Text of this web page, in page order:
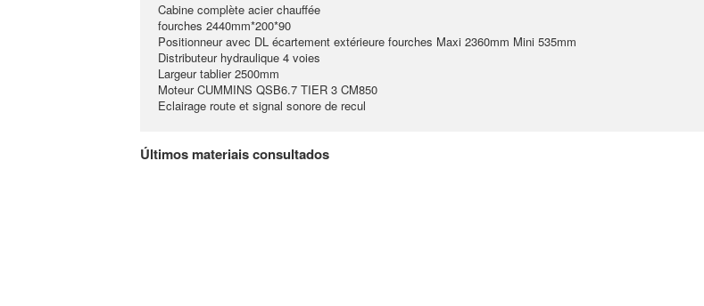
Cabine complète acier chauffée
fourches 2440mm*200*90
Positionneur avec DL écartement extérieure fourches Maxi 2360mm Mini 535mm
Distributeur hydraulique 4 voies
Largeur tablier 2500mm
Moteur CUMMINS QSB6.7 TIER 3 CM850
Eclairage route et signal sonore de recul
Últimos materiais consultados